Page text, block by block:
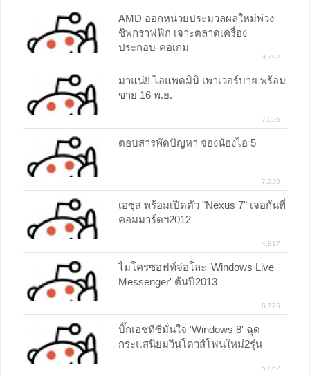
AMD ออกหน่วยประมวลผลใหม่พ่วง
ชิพกราฟฟิก เจาะตลาดเครื่อง
ประกอบ-คอเกม
9,792
มาแน่!! ไอแพดมินิ เพาเวอร์บาย พร้อม
ขาย 16 พ.ย.
7,026
ตอบสารพัดปัญหา จองน้องไอ 5
7,220
เอซุส พร้อมเปิดตัว "Nexus 7" เจอกันที่
คอมมาร์ตฯ2012
4,817
ไมโครซอฟท์จ่อโละ 'Windows Live
Messenger' ต้นปี2013
6,376
บิ๊กเอชทีซีมั่นใจ 'Windows 8' ฉุด
กระแสนิยมวินโดวส์โฟนใหม่2รุ่น
5,862